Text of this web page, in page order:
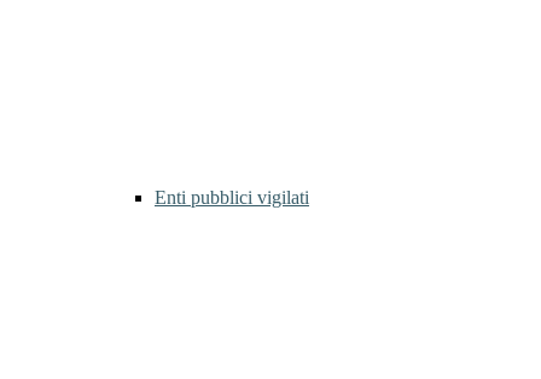
Enti pubblici vigilati